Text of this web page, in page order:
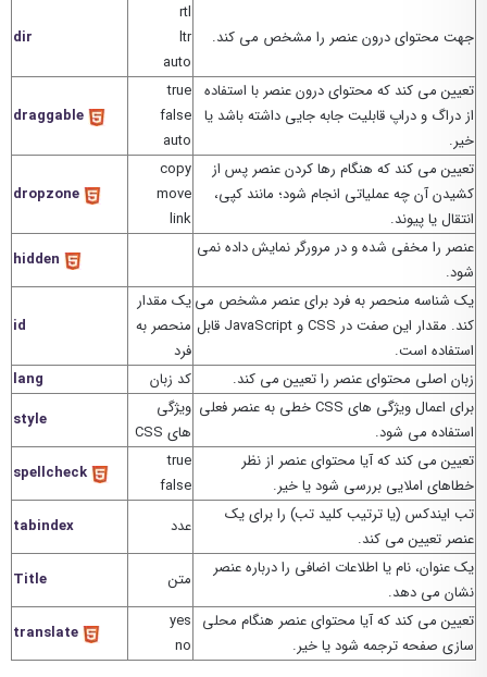
جهت محتوای درون عنصر را مشخص می کند.
rtl
ltr
auto
dir
تعیین می کند که محتوای درون عنصر با استفاده
از دراگ و دراپ قابلیت جابه جایی داشته باشد یا
خیر.
true
false
auto
draggable
تعیین می کند که هنگام رها کردن عنصر پس از
کشیدن آن چه عملیاتی انجام شود؛ مانند کپی،
انتقال یا پیوند.
copy
move
link
dropzone
عنصر را مخفی شده و در مرورگر نمایش داده نمی
شود.
hidden
یک شناسه منحصر به فرد برای عنصر مشخص می
کند. مقدار این صفت در CSS و JavaScript قابل
استفاده است.
یک مقدار
منحصر به
فرد
id
زبان اصلی محتوای عنصر را تعیین می کند. کد زبان
lang
برای اعمال ویژگی های CSS خطی به عنصر فعلی
استفاده می شود.
ویژگی
های CSS
style
تعیین می کند که آیا محتوای عنصر از نظر
خطاهای املایی بررسی شود یا خیر.
true
false
spellcheck
تب ایندکس (یا ترتیب کلید تب) را برای یک
عنصر تعیین می کند.
عدد
tabindex
یک عنوان، نام یا اطلاعات اضافی را درباره عنصر
نشان می دهد.
متن
Title
تعیین می کند که آیا محتوای عنصر هنگام محلی
سازی صفحه ترجمه شود یا خیر.
yes
no
translate